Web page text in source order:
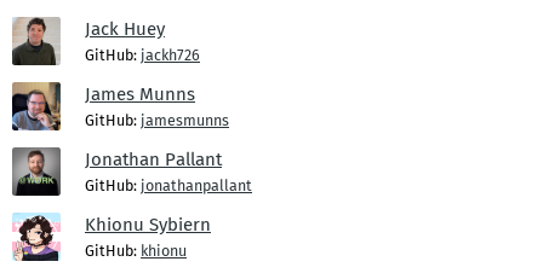
Jack Huey
GitHub: jackh726
James Munns
GitHub: jamesmunns
Jonathan Pallant
GitHub: jonathanpallant
Khionu Sybiern
GitHub: khionu